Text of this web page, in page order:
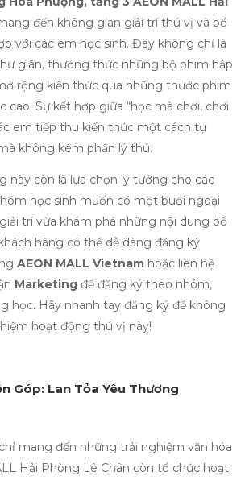
đến không gian giải trí thú vị và bổ
với các em học sinh. Đây không chỉ là
giãn, thưởng thức những bộ phim hấp
rộng kiến thức qua những thước phim
cao. Sự kết hợp giữa “học mà chơi, chơi
em tiếp thu kiến thức một cách tự
không kém phần lý thú.
này còn là lựa chọn lý tưởng cho các
học sinh muốn có một buổi ngoại
trí vừa khám phá những nội dung bổ
hàng có thể dễ dàng đăng ký
AEON MALL Vietnam hoặc liên hệ
Marketing để đăng ký theo nhóm,
học. Hãy nhanh tay đăng ký để không
hoạt động thú vị này!
Góp: Lan Tỏa Yêu Thương
mang đến những trải nghiệm văn hóa
Hải Phòng Lê Chân còn tổ chức hoạt